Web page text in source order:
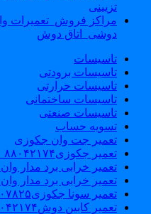
تزیینی
مراکز فروش_تعمیرات
دوشی_اتاق دوش
تاسیسات
تاسیسات برودتی
تاسیسات حرارتی
تاسیسات ساختمانی
تاسیسات صنعتی
تسویه حساب
تعمیر جت وان جکوزی
تعمیر جکوزی۸۸۰۴۲۱۷۴_فروش وان_جکوزی
تعمیر خرابی برد مدار وان
تعمیر خرابی برد مدار وان
تعمیر سونا جکوزی۰۹۱۲۱۵۰۷۸۲۵#| Sauna | Jacuzzi
تعمیر کابین دوش۸۸۰۴۲۱۷۴_فروش کابین دوش